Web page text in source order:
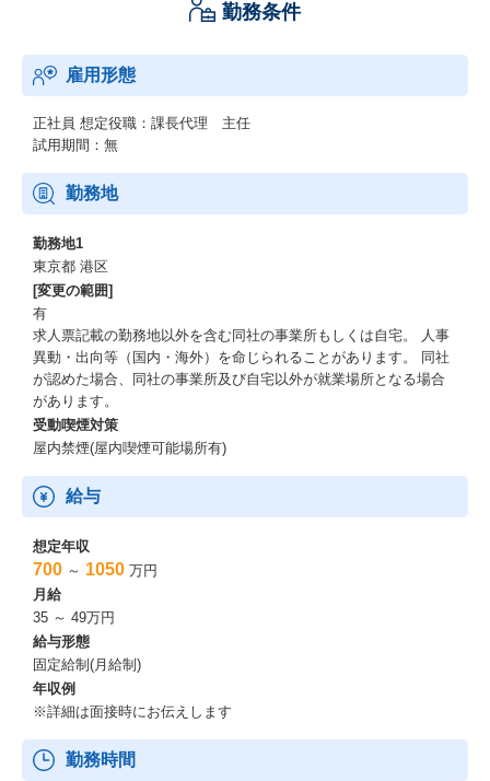
勤務条件
雇用形態
正社員 想定役職：課長代理 主任
試用期間：無
勤務地
勤務地1
東京都 港区
[変更の範囲]
有
求人票記載の勤務地以外を含む同社の事業所もしくは自宅。 人事
異動・出向等（国内・海外）を命じられることがあります。 同社
が認めた場合、同社の事業所及び自宅以外が就業場所となる場合
があります。
受動喫煙対策
屋内禁煙(屋内喫煙可能場所有)
給与
想定年収
700 ～ 1050 万円
月給
35 ～ 49万円
給与形態
固定給制(月給制)
年収例
※詳細は面接時にお伝えします
勤務時間